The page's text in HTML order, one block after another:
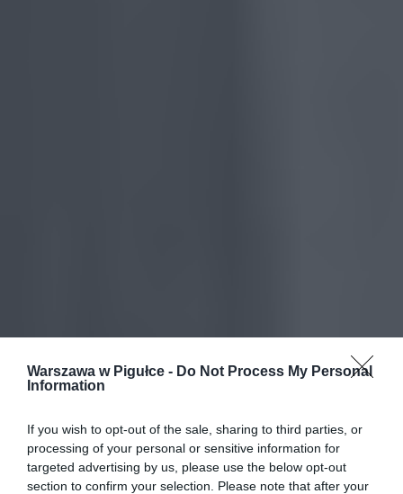
Warszawa w Pigułce - Do Not Process My Personal
Information
If you wish to opt-out of the sale, sharing to third parties, or
processing of your personal or sensitive information for
targeted advertising by us, please use the below opt-out
section to confirm your selection. Please note that after your